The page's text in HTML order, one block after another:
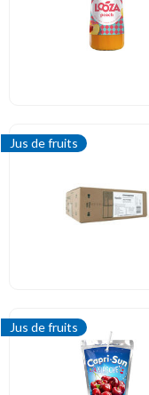
Jus de fruits
Jus de fruits